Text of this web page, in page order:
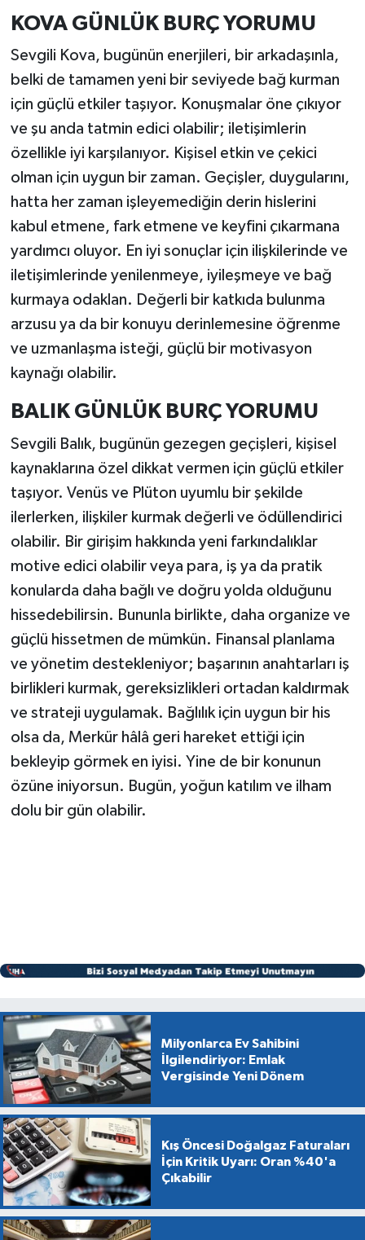
KOVA GÜNLÜK BURÇ YORUMU
Sevgili Kova, bugünün enerjileri, bir arkadaşınla,
belki de tamamen yeni bir seviyede bağ kurman
için güçlü etkiler taşıyor. Konuşmalar öne çıkıyor
ve şu anda tatmin edici olabilir; iletişimlerin
özellikle iyi karşılanıyor. Kişisel etkin ve çekici
olman için uygun bir zaman. Geçişler, duygularını,
hatta her zaman işleyemediğin derin hislerini
kabul etmene, fark etmene ve keyfini çıkarmana
yardımcı oluyor. En iyi sonuçlar için ilişkilerinde ve
iletişimlerinde yenilenmeye, iyileşmeye ve bağ
kurmaya odaklan. Değerli bir katkıda bulunma
arzusu ya da bir konuyu derinlemesine öğrenme
ve uzmanlaşma isteği, güçlü bir motivasyon
kaynağı olabilir.
BALIK GÜNLÜK BURÇ YORUMU
Sevgili Balık, bugünün gezegen geçişleri, kişisel
kaynaklarına özel dikkat vermen için güçlü etkiler
taşıyor. Venüs ve Plüton uyumlu bir şekilde
ilerlerken, ilişkiler kurmak değerli ve ödüllendirici
olabilir. Bir girişim hakkında yeni farkındalıklar
motive edici olabilir veya para, iş ya da pratik
konularda daha bağlı ve doğru yolda olduğunu
hissedebilirsin. Bununla birlikte, daha organize ve
güçlü hissetmen de mümkün. Finansal planlama
ve yönetim destekleniyor; başarının anahtarları iş
birlikleri kurmak, gereksizlikleri ortadan kaldırmak
ve strateji uygulamak. Bağlılık için uygun bir his
olsa da, Merkür hâlâ geri hareket ettiği için
bekleyip görmek en iyisi. Yine de bir konunun
özüne iniyorsun. Bugün, yoğun katılım ve ilham
dolu bir gün olabilir.
Milyonlarca Ev Sahibini
İlgilendiriyor: Emlak
Vergisinde Yeni Dönem
Kış Öncesi Doğalgaz Faturaları
İçin Kritik Uyarı: Oran %40'a
Çıkabilir